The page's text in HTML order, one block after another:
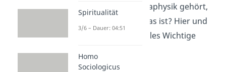
Du hast schon von Metaphysik gehört,
aber weißt nicht, was das ist? Hier und
im
erfährst du alles Wichtige
Spiritualität
3/6 – Dauer: 04:51
Homo
Sociologicus